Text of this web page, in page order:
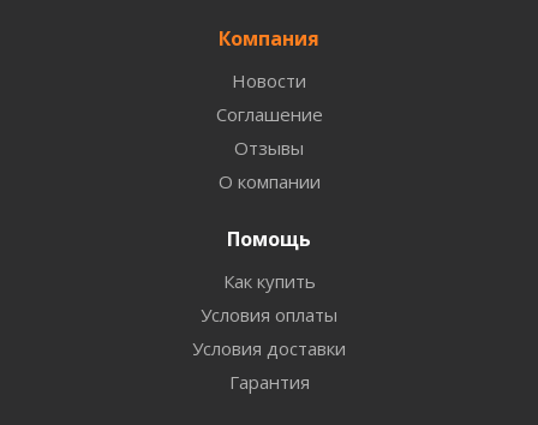
Компания
Новости
Соглашение
Отзывы
О компании
Помощь
Как купить
Условия оплаты
Условия доставки
Гарантия